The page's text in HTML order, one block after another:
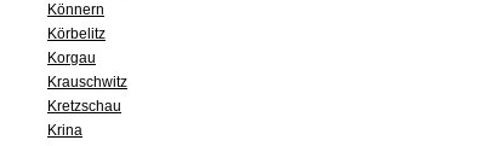
Könnern
Körbelitz
Korgau
Krauschwitz
Kretzschau
Krina